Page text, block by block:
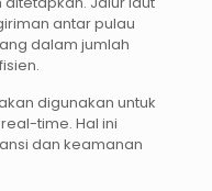
antar pulau
dalam jumlah
digunakan untuk
time. Hal ini
dan keamanan